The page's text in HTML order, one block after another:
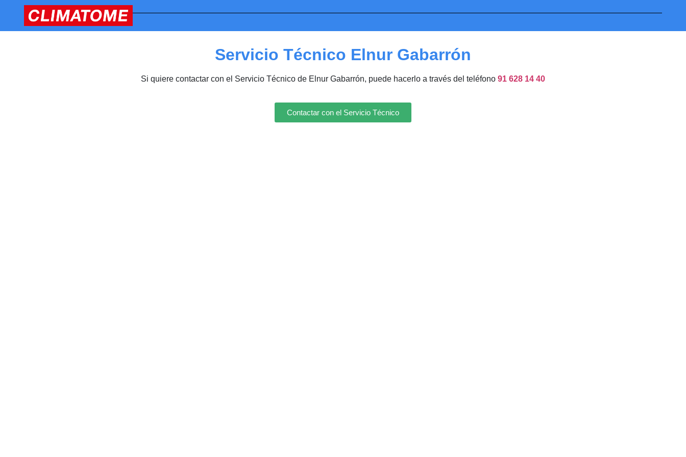
Servicio Técnico Elnur Gabarrón
Si quiere contactar con el Servicio Técnico de Elnur Gabarrón, puede hacerlo a través del teléfono 91 628 14 40
Contactar con el Servicio Técnico